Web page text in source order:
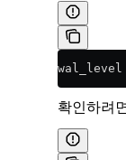
wal_level
확인하려